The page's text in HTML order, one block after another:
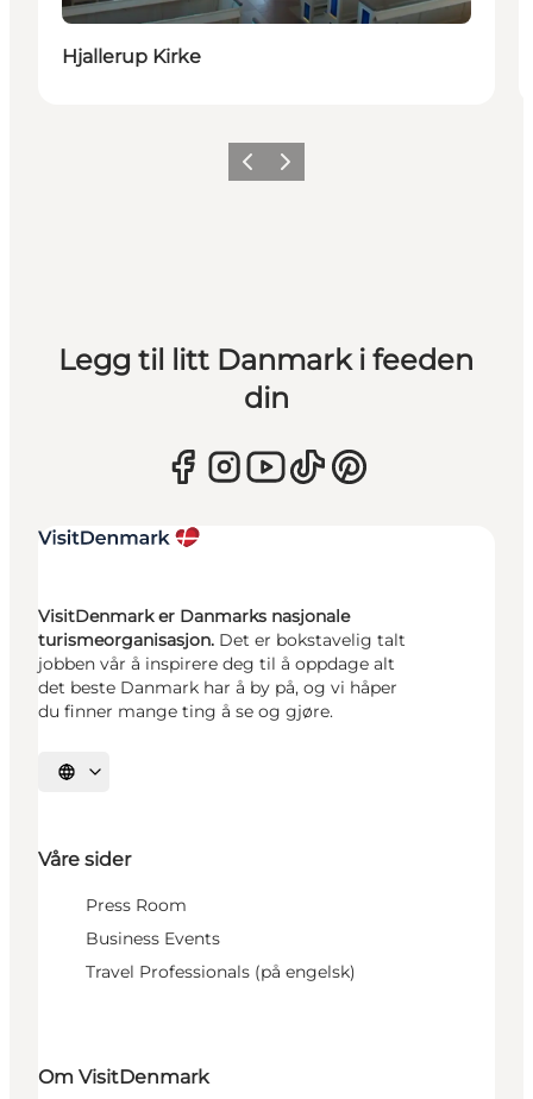
Hjallerup Kirke
ForrigeNeste
Legg til litt Danmark i feeden
din
VisitDenmark er Danmarks nasjonale
turismeorganisasjon. Det er bokstavelig talt
jobben vår å inspirere deg til å oppdage alt
det beste Danmark har å by på, og vi håper
du finner mange ting å se og gjøre.
Velg språk
Våre sider
Press Room
Business Events
Travel Professionals (på engelsk)
Om VisitDenmark